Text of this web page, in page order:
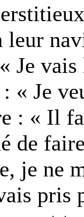
leur
Je vais
« Je
: « Il
de
je ne
pris